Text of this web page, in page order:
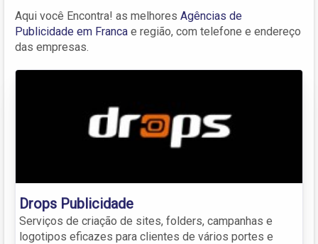
Aqui você Encontra! as melhores Agências de
Publicidade em Franca e região, com telefone e endereço
das empresas.
Drops Publicidade
Serviços de criação de sites, folders, campanhas e
logotipos eficazes para clientes de vários portes e